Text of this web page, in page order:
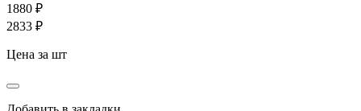
1880 ₽
2833 ₽
Цена за шт